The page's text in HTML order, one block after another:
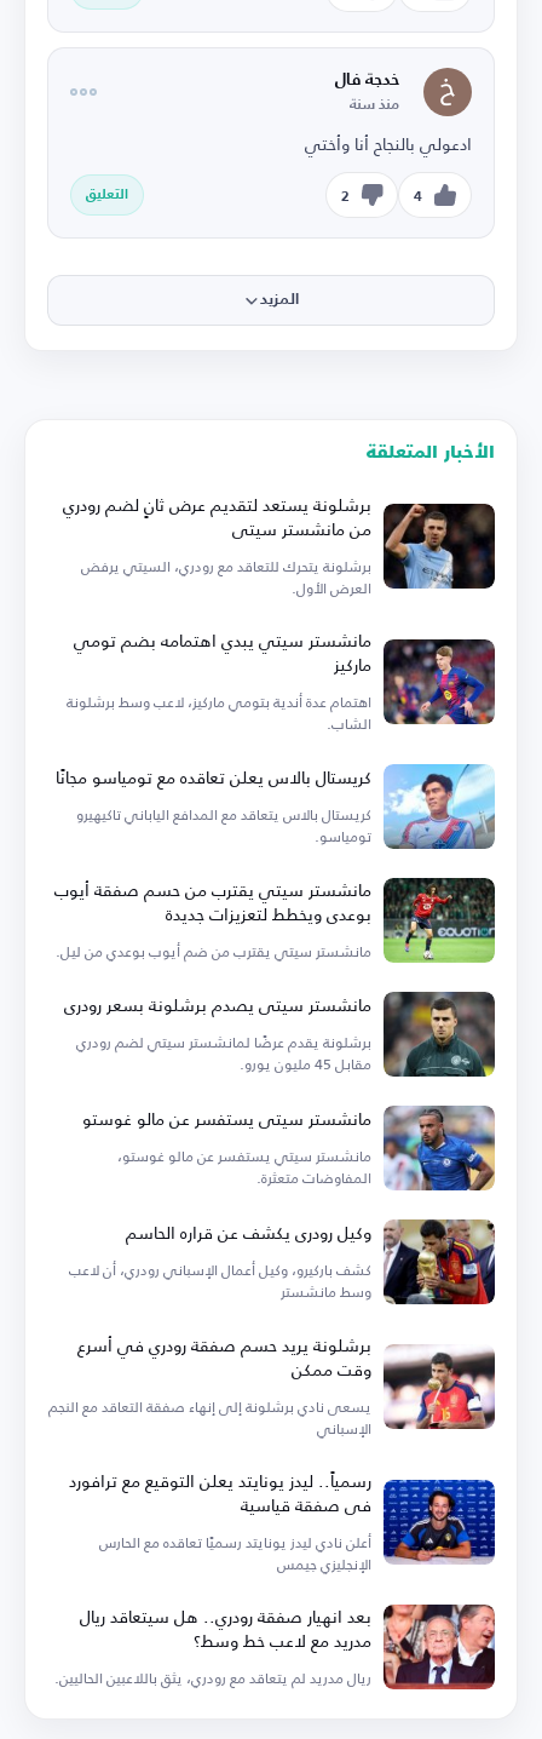
خدجة فال
منذ سنة
ادعولي بالنجاح أنا وأختي
4
2 التعليق
المزيد
الأخبار المتعلقة
برشلونة يستعد لتقديم عرض ثانٍ لضم رودري
من مانشستر سيتي
برشلونة يتحرك للتعاقد مع رودري، السيتي يرفض
العرض الأول.
مانشستر سيتي يبدي اهتمامه بضم تومي
ماركيز
اهتمام عدة أندية بتومي ماركيز، لاعب وسط برشلونة
الشاب.
كريستال بالاس يعلن تعاقده مع تومياسو مجانًا
كريستال بالاس يتعاقد مع المدافع الياباني تاكيهيرو
تومياسو.
مانشستر سيتي يقترب من حسم صفقة أيوب
بوعدي ويخطط لتعزيزات جديدة
مانشستر سيتي يقترب من ضم أيوب بوعدي من ليل.
مانشستر سيتي يصدم برشلونة بسعر رودري
برشلونة يقدم عرضًا لمانشستر سيتي لضم رودري
مقابل 45 مليون يورو.
مانشستر سيتي يستفسر عن مالو غوستو
مانشستر سيتي يستفسر عن مالو غوستو،
المفاوضات متعثرة.
وكيل رودري يكشف عن قراره الحاسم
كشف باركيرو، وكيل أعمال الإسباني رودري، أن لاعب
وسط مانشستر
برشلونة يريد حسم صفقة رودري في أسرع
وقت ممكن
يسعى نادي برشلونة إلى إنهاء صفقة التعاقد مع النجم
الإسباني
رسمياً.. ليدز يونايتد يعلن التوقيع مع ترافورد
في صفقة قياسية
أعلن نادي ليدز يونايتد رسميًا تعاقده مع الحارس
الإنجليزي جيمس
بعد انهيار صفقة رودري.. هل سيتعاقد ريال
مدريد مع لاعب خط وسط؟
ريال مدريد لم يتعاقد مع رودري، يثق باللاعبين الحاليين.